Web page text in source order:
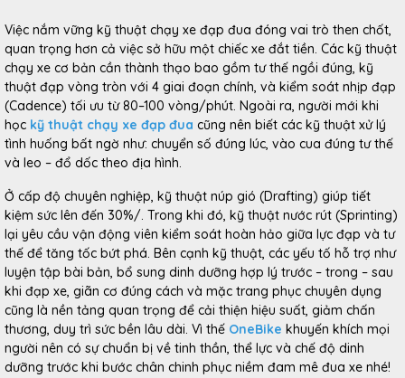
Việc nắm vững kỹ thuật chạy xe đạp đua đóng vai trò then chốt,
quan trọng hơn cả việc sở hữu một chiếc xe đắt tiền. Các kỹ thuật
chạy xe cơ bản cần thành thạo bao gồm tư thế ngồi đúng, kỹ
thuật đạp vòng tròn với 4 giai đoạn chính, và kiểm soát nhịp đạp
(Cadence) tối ưu từ 80–100 vòng/phút. Ngoài ra, người mới khi
học kỹ thuật chạy xe đạp đua cũng nên biết các kỹ thuật xử lý
tình huống bất ngờ như: chuyển số đúng lúc, vào cua đúng tư thế
và leo – đổ dốc theo địa hình.
Ở cấp độ chuyên nghiệp, kỹ thuật núp gió (Drafting) giúp tiết
kiệm sức lên đến 30%/. Trong khi đó, kỹ thuật nước rút (Sprinting)
lại yêu cầu vận động viên kiểm soát hoàn hảo giữa lực đạp và tư
thế để tăng tốc bứt phá. Bên cạnh kỹ thuật, các yếu tố hỗ trợ như
luyện tập bài bản, bổ sung dinh dưỡng hợp lý trước – trong – sau
khi đạp xe, giãn cơ đúng cách và mặc trang phục chuyên dụng
cũng là nền tảng quan trọng để cải thiện hiệu suất, giảm chấn
thương, duy trì sức bền lâu dài. Vì thế OneBike khuyến khích mọi
người nên có sự chuẩn bị về tinh thần, thể lực và chế độ dinh
dưỡng trước khi bước chân chinh phục niềm đam mê đua xe nhé!